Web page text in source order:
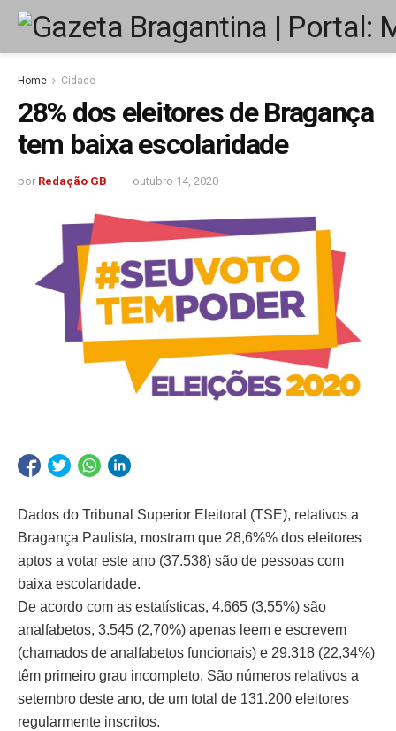
Home Cidade
28% dos eleitores de Bragança
tem baixa escolaridade
por Redação GB outubro 14, 2020
Dados do Tribunal Superior Eleitoral (TSE), relativos a
Bragança Paulista, mostram que 28,6%% dos eleitores
aptos a votar este ano (37.538) são de pessoas com
baixa escolaridade.
De acordo com as estatísticas, 4.665 (3,55%) são
analfabetos, 3.545 (2,70%) apenas leem e escrevem
(chamados de analfabetos funcionais) e 29.318 (22,34%)
têm primeiro grau incompleto. São números relativos a
setembro deste ano, de um total de 131.200 eleitores
regularmente inscritos.